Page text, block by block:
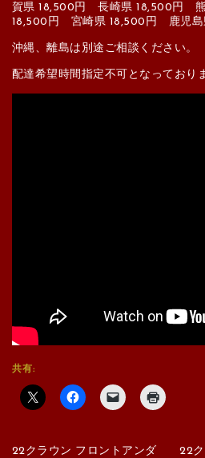
賀県 18,500円 長崎県 18,500円
18,500円 宮崎県 18,500円 鹿児島
沖縄、離島は別途ご相談ください。
配達希望時間指定不可となっており
共有:
22クラウン フロントアンダ
22